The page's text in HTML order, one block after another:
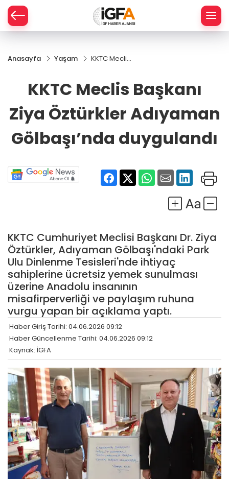
Anasayfa Yaşam
KKTC Meclis
Öztürkler
Gölbaşı’nda
duygulandı
KKTC Meclis Başkanı
Ziya Öztürkler Adıyaman
Gölbaşı’nda duygulandı
KKTC Cumhuriyet Meclisi Başkanı Dr. Ziya
Öztürkler, Adıyaman Gölbaşı'ndaki Park
Ulu Dinlenme Tesisleri'nde ihtiyaç
sahiplerine ücretsiz yemek sunulması
üzerine Anadolu insanının
misafirperverliği ve paylaşım ruhuna
vurgu yapan bir açıklama yaptı.
Haber Giriş Tarihi: 04.06.2026 09:12
Haber Güncellenme Tarihi: 04.06.2026 09:12
Kaynak: İGFA